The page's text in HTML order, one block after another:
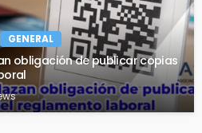
GENERAL
obligación de publicar copias